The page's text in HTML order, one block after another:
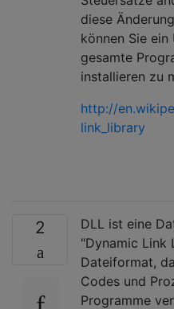
diese
können Sie
gesamte
installieren zu
http://
link_library
2
DLL ist eine
"Dynamic Link
Dateiformat,
Codes und
Programme